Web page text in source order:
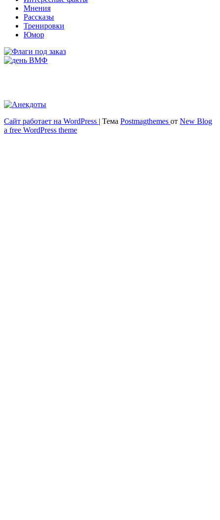
Мнения
Рассказы
Тренировки
Юмор
Весёлый и здоровый образ жизни
Сайт работает на WordPress | Тема Postmagthemes от New Blog
a free WordPress theme